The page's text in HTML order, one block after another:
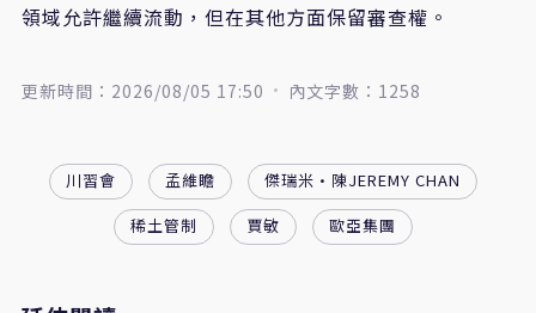
領域允許繼續流動，但在其他方面保留審查權。
更新時間：2026/08/05 17:50 內文字數：1258
川習會 孟維瞻
傑瑞米·陳JEREMY CHAN
稀土管制
賈敏 歐亞集團